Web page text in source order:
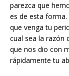
parezca que
es de esta
que venga tu
cual sea la razón
que nos dio con
rápidamente tu